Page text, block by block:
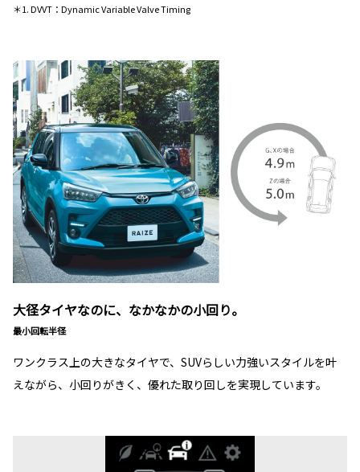
＊1. DVVT：Dynamic Variable Valve Timing
大径タイヤなのに、なかなかの小回り。
最小回転半径
ワンクラス上の大きなタイヤで、SUVらしい力強いスタイルを叶
えながら、小回りがきく、優れた取り回しを実現しています。